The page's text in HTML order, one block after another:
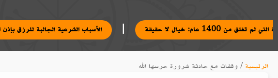
الأسباب الشرعية الجالبة للرزق | التي لم تغلق من 1400 عام: خيال لا حقيقة
الرئيسية / وقفات مع حادثة شرورة حرسها الله